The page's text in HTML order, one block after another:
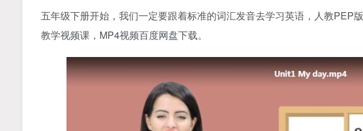
五年级下册开始，我们一定要跟着标准的词汇发音去学习英语，人教PEP版
教学视频课，MP4视频百度网盘下载。